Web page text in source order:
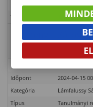
Kategória
Lámfalussy
Típus
Tanulmányi
neve
Leírás
Időpont
2024-04-15
Kategória
Lámfalussy
Típus
Tanulmányi